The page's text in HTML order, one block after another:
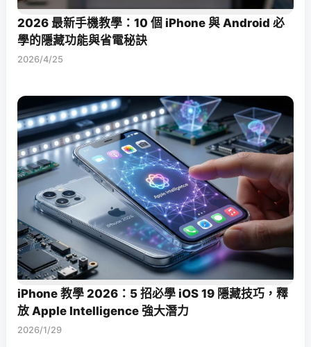
2026 最新手機教學：10 個 iPhone 與 Android 必
學的隱藏功能與省電秘訣
2026/4/25
iPhone 教學 2026：5 招必學 iOS 19 隱藏技巧，釋
放 Apple Intelligence 強大潛力
2026/1/29